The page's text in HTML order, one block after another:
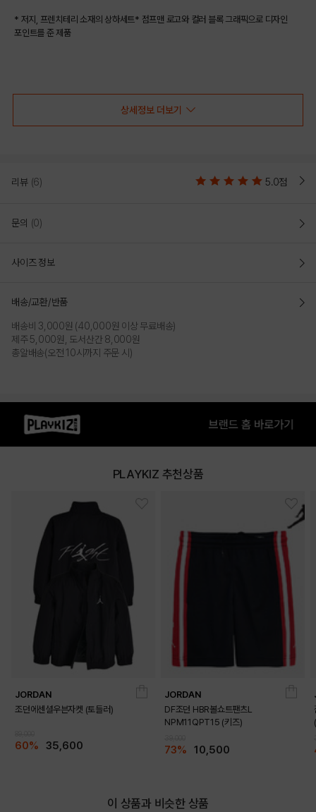
* 저지, 프렌치테리 소재의 상하세트* 점프맨 로고와 컬러 블록 그래픽으로 디자인
포인트를 준 제품
PRODUCT VIEW
상세정보 더보기
리뷰 (6) 5.0점
문의 (0)
사이즈 정보
배송/교환/반품
배송비 3,000원 (40,000원 이상 무료배송)
제주 5,000원, 도서산간 8,000원
총알배송(오전 10시까지 주문 시)
PLAYKIZ 추천상품
JORDAN
조던에센셜우븐자켓 (토들러)
60% 35,600
JORDAN
DF조던 HBR볼쇼트팬츠L
NPM11QPT15 (키즈)
73% 10,500
이 상품과 비슷한 상품